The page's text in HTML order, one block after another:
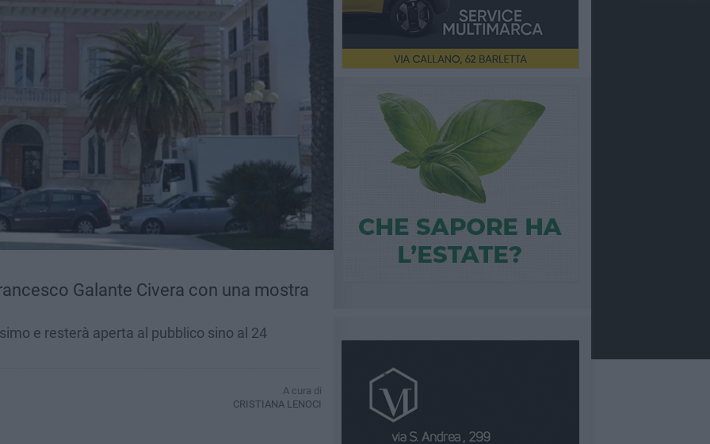
Galante Civera con una mostra
e resterà aperta al pubblico sino al 24
A cura di
CRISTIANA LENOCI